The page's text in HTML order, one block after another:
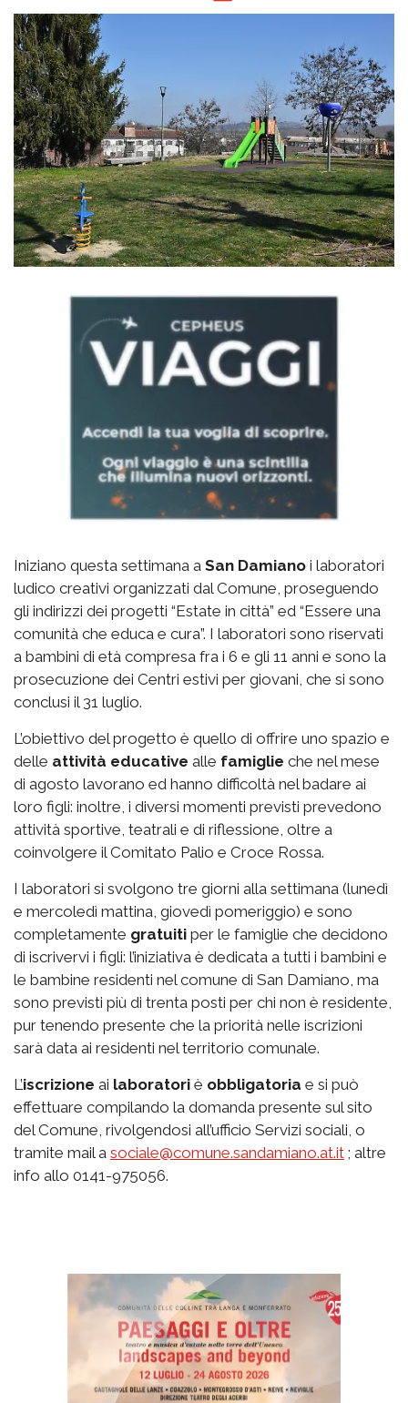
Iniziano questa settimana a San Damiano i laboratori
ludico creativi organizzati dal Comune, proseguendo
gli indirizzi dei progetti “Estate in città” ed “Essere una
comunità che educa e cura”. I laboratori sono riservati
a bambini di età compresa fra i 6 e gli 11 anni e sono la
prosecuzione dei Centri estivi per giovani, che si sono
conclusi il 31 luglio.
L’obiettivo del progetto è quello di offrire uno spazio e
delle attività educative alle famiglie che nel mese
di agosto lavorano ed hanno difficoltà nel badare ai
loro figli: inoltre, i diversi momenti previsti prevedono
attività sportive, teatrali e di riflessione, oltre a
coinvolgere il Comitato Palio e Croce Rossa.
I laboratori si svolgono tre giorni alla settimana (lunedì
e mercoledì mattina, giovedì pomeriggio) e sono
completamente gratuiti per le famiglie che decidono
di iscrivervi i figli: l’iniziativa è dedicata a tutti i bambini e
le bambine residenti nel comune di San Damiano, ma
sono previsti più di trenta posti per chi non è residente,
pur tenendo presente che la priorità nelle iscrizioni
sarà data ai residenti nel territorio comunale.
L’iscrizione ai laboratori è obbligatoria e si può
effettuare compilando la domanda presente sul sito
del Comune, rivolgendosi all’ufficio Servizi sociali, o
tramite mail a sociale@comune.sandamiano.at.it ; altre
info allo 0141-975056.